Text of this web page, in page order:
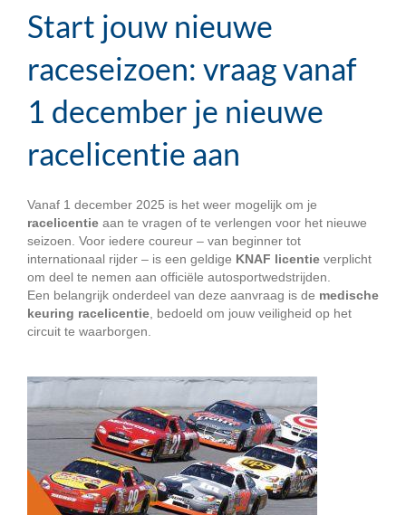
Start jouw nieuwe
raceseizoen: vraag vanaf
1 december je nieuwe
racelicentie aan
Vanaf 1 december 2025 is het weer mogelijk om je
racelicentieaan te vragen of te verlengen voor het nieuwe
seizoen. Voor iedere coureur – van beginner tot
internationaal rijder – is een geldige KNAF licentieverplicht
om deel te nemen aan officiële autosportwedstrijden.
Een belangrijk onderdeel van deze aanvraag is de medische
keuring racelicentie, bedoeld om jouw veiligheid op het
circuit te waarborgen.